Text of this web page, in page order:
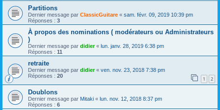
Partitions
Dernier message par ClassicGuitare « sam. févr. 09, 2019 10:39 pm
Réponses : 3
À propos des nominations ( modérateurs ou Administrateurs
)
Dernier message par didier« lun. janv. 28, 2019 6:38 pm
Réponses : 11
retraite
Dernier message par didier« ven. nov. 23, 2018 7:38 pm
Réponses : 20 1 2
Doublons
Dernier message par Mitaki « lun. nov. 12, 2018 8:37 pm
Réponses : 6